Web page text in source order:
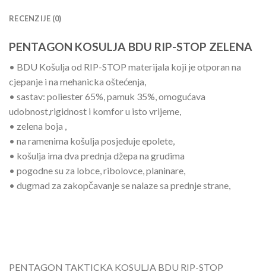
RECENZIJE (0)
PENTAGON KOSULJA BDU RIP-STOP ZELENA
• BDU Košulja od RIP-STOP materijala koji je otporan na
cjepanje i na mehanicka oštećenja,
• sastav: poliester 65%, pamuk 35%, omogućava
udobnost,rigidnost i komfor u isto vrijeme,
• zelena boja ,
• na ramenima košulja posjeduje epolete,
• košulja ima dva prednja džepa na grudima
• pogodne su za lobce, ribolovce, planinare,
• dugmad za zakopčavanje se nalaze sa prednje strane,
PENTAGON TAKTICKA KOSULJA BDU RIP-STOP